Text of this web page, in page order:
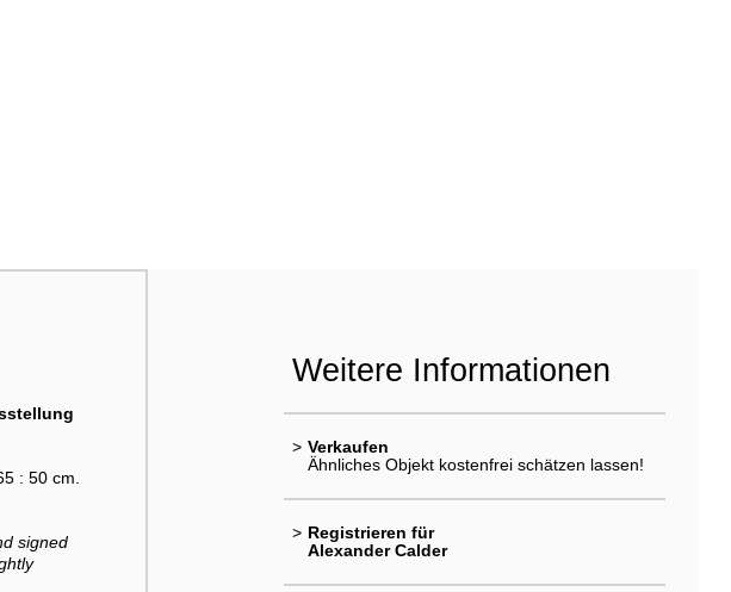
: 50 cm.
signed
Weitere Informationen
> Verkaufen
Ähnliches Objekt kostenfrei schätzen lassen!
> Registrieren für
Alexander Calder